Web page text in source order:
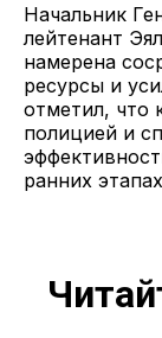
Начальник
лейтенант
намерена
ресурсы и
отметил, что
полицией и
ранних